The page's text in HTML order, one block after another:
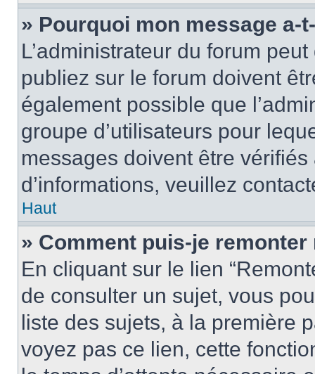
» Pourquoi mon message a-
L’administrateur du forum
publiez sur le forum doivent
également possible que
groupe d’utilisateurs pour
messages doivent être
d’informations, veuillez
Haut
» Comment puis-je
En cliquant sur le lien
de consulter un sujet, vous
liste des sujets, à la première
voyez pas ce lien, cette